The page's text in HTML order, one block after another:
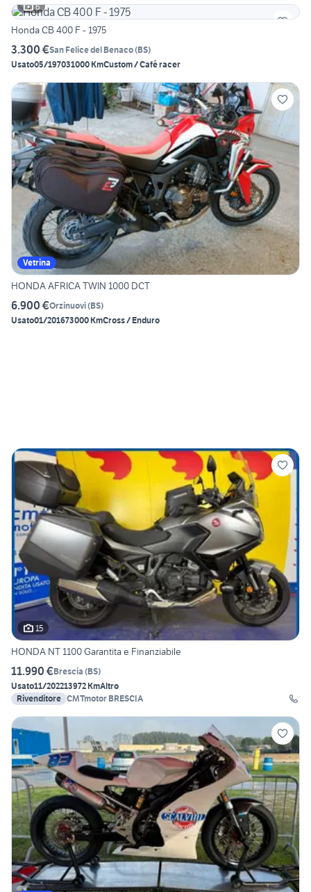
6
Honda CB 400 F - 1975
3.300 €San Felice del Benaco(BS)
Usato05/197031000 KmCustom / Café racer
Vetrina
HONDA AFRICA TWIN 1000 DCT
6.900 €Orzinuovi(BS)
Usato01/201673000 KmCross / Enduro
15
HONDA NT 1100 Garantita e Finanziabile
11.990 €Brescia (BS)
Usato11/202213972 KmAltro
Rivenditore CMTmotor BRESCIA